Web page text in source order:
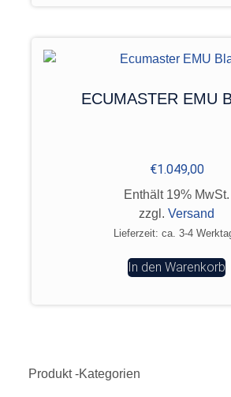
Produkt -Kategorien
ECUMASTER EMU
€1.049,00
Enthält 19% MwSt.
zzgl. Versand
Lieferzeit: ca. 3-4
In den Warenkorb